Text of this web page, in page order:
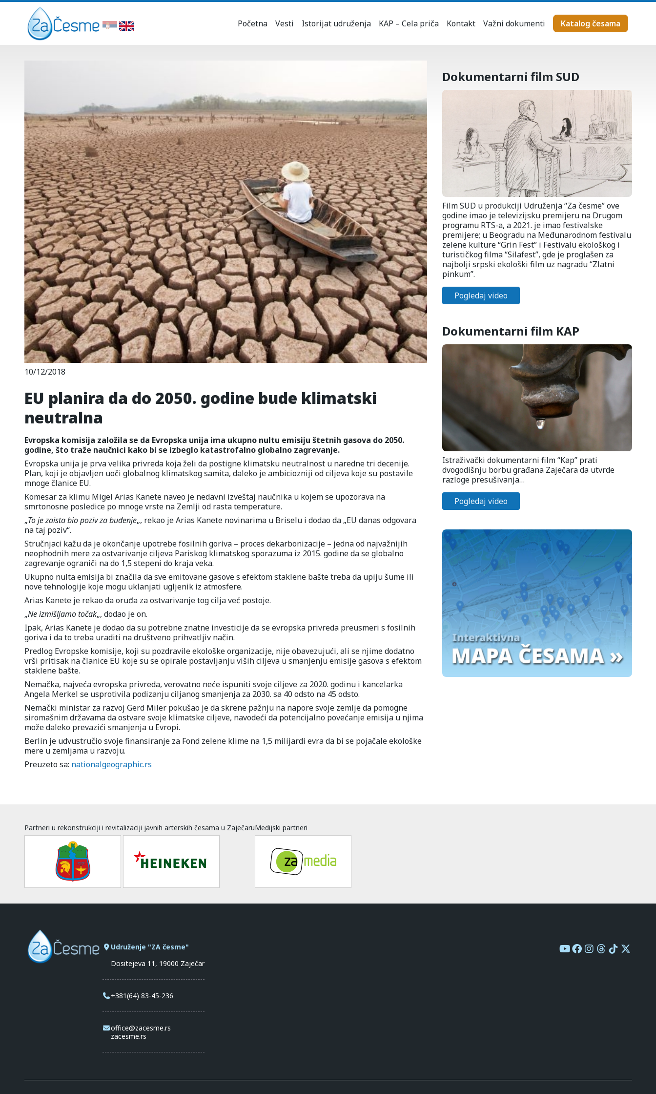
Početna Vesti Istorijat udruženja KAP – Cela priča Kontakt Važni dokumenti Katalog česama
10/12/2018
EU planira da do 2050. godine bude klimatski
neutralna
Evropska komisija založila se da Evropska unija ima ukupno nultu emisiju štetnih gasova do 2050.
godine, što traže naučnici kako bi se izbeglo katastrofalno globalno zagrevanje.
Evropska unija je prva velika privreda koja želi da postigne klimatsku neutralnost u naredne tri decenije.
Plan, koji je objavljen uoči globalnog klimatskog samita, daleko je ambiciozniji od ciljeva koje su postavile
mnoge članice EU.
Komesar za klimu Migel Arias Kanete naveo je nedavni izveštaj naučnika u kojem se upozorava na
smrtonosne posledice po mnoge vrste na Zemlji od rasta temperature.
„To je zaista bio poziv za buđenje„, rekao je Arias Kanete novinarima u Briselu i dodao da „EU danas odgovara
na taj poziv“.
Stručnjaci kažu da je okončanje upotrebe fosilnih goriva – proces dekarbonizacije – jedna od najvažnijih
neophodnih mere za ostvarivanje ciljeva Pariskog klimatskog sporazuma iz 2015. godine da se globalno
zagrevanje ograniči na do 1,5 stepeni do kraja veka.
Ukupno nulta emisija bi značila da sve emitovane gasove s efektom staklene bašte treba da upiju šume ili
nove tehnologije koje mogu uklanjati ugljenik iz atmosfere.
Arias Kanete je rekao da oruđa za ostvarivanje tog cilja već postoje.
„Ne izmišljamo točak„, dodao je on.
Ipak, Arias Kanete je dodao da su potrebne znatne investicije da se evropska privreda preusmeri s fosilnih
goriva i da to treba uraditi na društveno prihvatljiv način.
Predlog Evropske komisije, koji su pozdravile ekološke organizacije, nije obavezujući, ali se njime dodatno
vrši pritisak na članice EU koje su se opirale postavljanju viših ciljeva u smanjenju emisije gasova s efektom
staklene bašte.
Nemačka, najveća evropska privreda, verovatno neće ispuniti svoje ciljeve za 2020. godinu i kancelarka
Angela Merkel se usprotivila podizanju ciljanog smanjenja za 2030. sa 40 odsto na 45 odsto.
Nemački ministar za razvoj Gerd Miler pokušao je da skrene pažnju na napore svoje zemlje da pomogne
siromašnim državama da ostvare svoje klimatske ciljeve, navodeći da potencijalno povećanje emisija u njima
može daleko prevazići smanjenja u Evropi.
Berlin je udvustručio svoje finansiranje za Fond zelene klime na 1,5 milijardi evra da bi se pojačale ekološke
mere u zemljama u razvoju.
Preuzeto sa: nationalgeographic.rs
Dokumentarni film SUD
Film SUD u produkciji Udruženja “Za česme” ove
godine imao je televizijsku premijeru na Drugom
programu RTS-a, a 2021. je imao festivalske
premijere; u Beogradu na Međunarodnom festivalu
zelene kulture “Grin Fest” i Festivalu ekološkog i
turističkog filma “Silafest”, gde je proglašen za
najbolji srpski ekološki film uz nagradu “Zlatni
pinkum”.
Pogledaj video
Dokumentarni film KAP
Istraživački dokumentarni film “Kap” prati
dvogodišnju borbu građana Zaječara da utvrde
razloge presušivanja…
Pogledaj video
Partneri u rekonstrukciji i revitalizaciji javnih arterskih česama u ZaječaruMedijski partneri
Udruženje "ZA česme"
Dositejeva 11, 19000 Zaječar
+381(64) 83-45-236
office@zacesme.rs
zacesme.rs